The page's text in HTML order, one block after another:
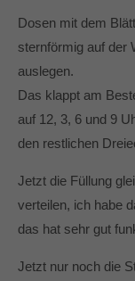
Dosen mit dem
sternförmig auf der
auslegen.
Das klappt am
auf 12, 3, 6 und 9
den restlichen
Jetzt die Füllung
verteilen, ich habe
das hat sehr gut
Jetzt nur noch die